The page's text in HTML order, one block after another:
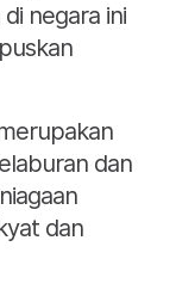
negara ini
dan
dan